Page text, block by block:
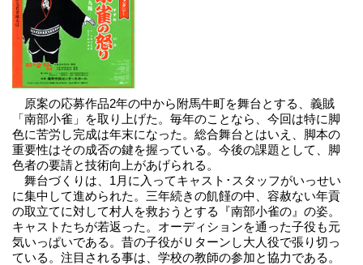
原案の応募作品2年の中から附馬牛町を舞台とする、義賊
「南部小雀」を取り上げた。毎年のことなら、今回は特に脚
色に苦労し完成は年末になった。総合舞台とはいえ、脚本の
重要性はその成否の鍵を握っている。今後の課題として、脚
色者の要請と技術向上があげられる。
舞台づくりは、1月に入ってキャスト･スタッフがいっせい
に集中して進められた。三年続きの飢饉の中、容赦ない年貢
の取立てに対して村人を救おうとする『南部小雀の』の姿。
キャストたちが若返った。オーディションを通った子役も元
気いっぱいである。昔の子役がＵターンし大人役で張り切っ
ている。注目される事は、学校の教師の参加と協力である。